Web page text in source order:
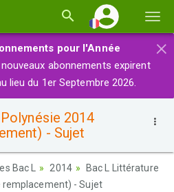
la×
pour l'Année
abonnements expirent
lieu du 1er Septembre 2026.
2014
- Sujet
Bac L 2014
Bac L Littérature
remplacement) - Sujet